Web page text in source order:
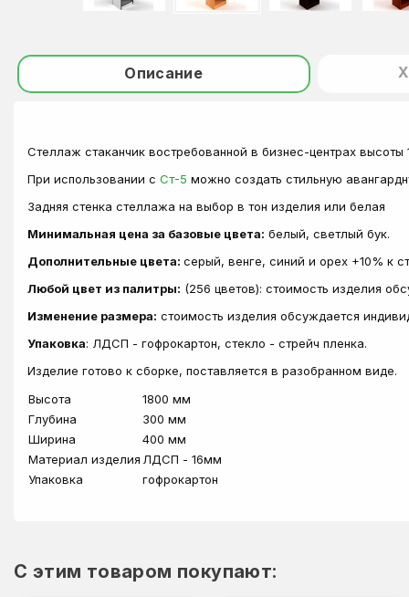
Описание
Стеллаж стаканчик востребованной в бизнес-центрах
При использовании с Ст-5 можно создать стильную
Задняя стенка стеллажа на выбор в тон изделия или белая
Минимальная цена за базовые цвета: белый, светлый бук.
Дополнительные цвета: серый, венге, синий и орех +10% к
Любой цвет из палитры: (256 цветов): стоимость изделия
Изменение размера: стоимость изделия обсуждается
Упаковка: ЛДСП - гофрокартон, стекло - стрейч пленка.
Изделие готово к сборке, поставляется в разобранном виде.
Высота
1800 мм
Глубина
300 мм
Ширина
400 мм
Материал изделия ЛДСП - 16мм
Упаковка
гофрокартон
C этим товаром покупают: